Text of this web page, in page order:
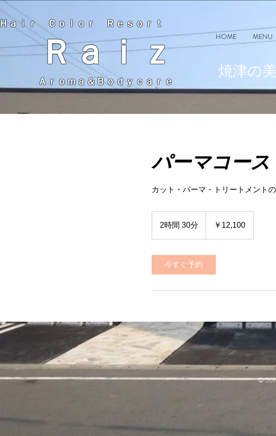
ａｉｒ Ｃｏｌｏｒ Ｒｅｓｏｒｔ
Ｒａｉｚ
Ａｒｏｍａ＆Ｂｏｄｙｃａｒｅ
HOME MENU
焼津の
パーマコース
カット・パーマ・トリートメントの
2時間 30分
3
￥12,100
今すぐ予約
©